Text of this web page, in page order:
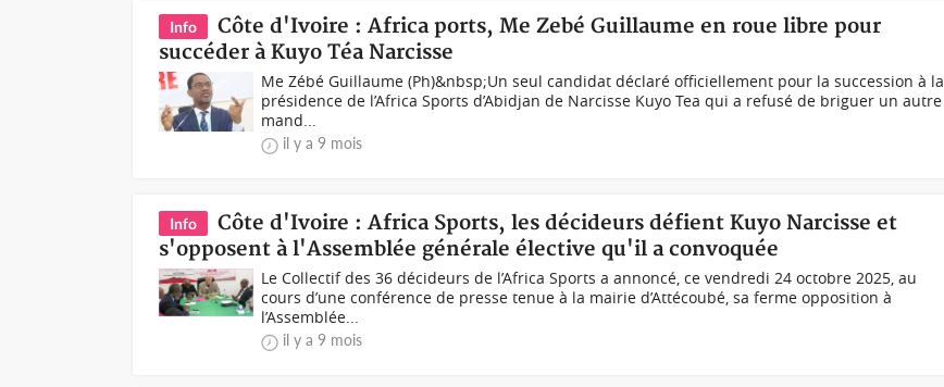
Info
Côte d'Ivoire : Africa ports, Me Zebé Guillaume en roue libre pour
succéder à Kuyo Téa Narcisse
Me Zébé Guillaume (Ph)&nbsp;Un seul candidat déclaré officiellement pour la succession à la
présidence de l’Africa Sports d’Abidjan de Narcisse Kuyo Tea qui a refusé de briguer un autre
mand...
il y a 9 mois
Info
Côte d'Ivoire : Africa Sports, les décideurs défient Kuyo Narcisse et
s'opposent à l'Assemblée générale élective qu'il a convoquée
Le Collectif des 36 décideurs de l’Africa Sports a annoncé, ce vendredi 24 octobre 2025, au
cours d’une conférence de presse tenue à la mairie d’Attécoubé, sa ferme opposition à
l’Assemblée...
il y a 9 mois